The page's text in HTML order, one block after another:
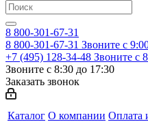
8 800-301-67-31
8 800-301-67-31 Звоните с
+7 (495) 128-34-48 Звоните с
Звоните с 8:30 до 17:30
Заказать звонок
Каталог О компании Оплата